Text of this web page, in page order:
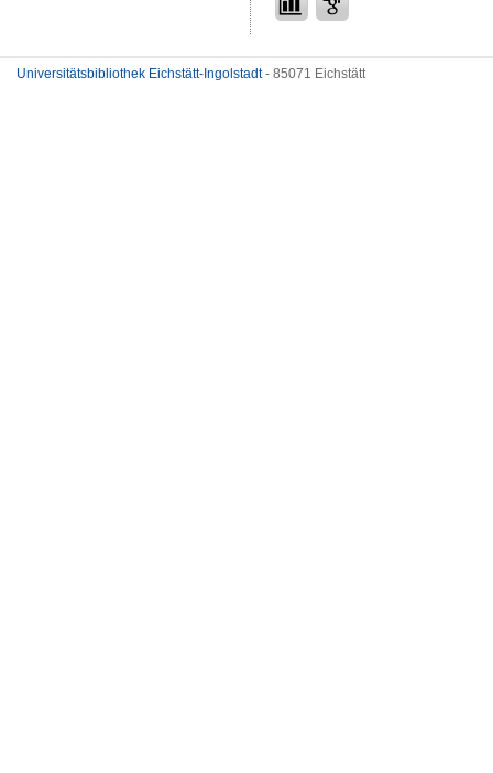
Universitätsbibliothek Eichstätt-Ingolstadt- 85071 Eichstätt